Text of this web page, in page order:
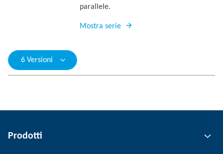
parallele.
Mostra serie
6 Versioni
Prodotti